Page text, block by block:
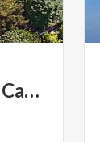
Vergine del Monte Carmelo